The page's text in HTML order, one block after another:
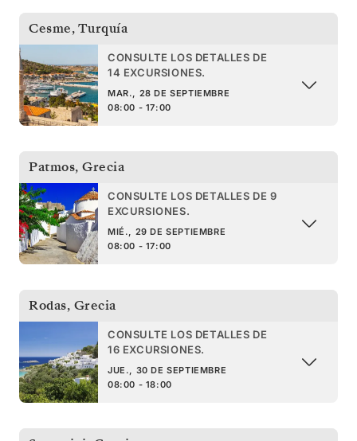
Cesme,Turquía
CONSULTE LOS DETALLES DE
14 EXCURSIONES.
MAR., 28 DE SEPTIEMBRE
08:00 - 17:00
Patmos, Grecia
CONSULTE LOS DETALLES DE 9
EXCURSIONES.
MIÉ., 29 DE SEPTIEMBRE
08:00 - 17:00
Rodas, Grecia
CONSULTE LOS DETALLES DE
16 EXCURSIONES.
JUE., 30 DE SEPTIEMBRE
08:00 - 18:00